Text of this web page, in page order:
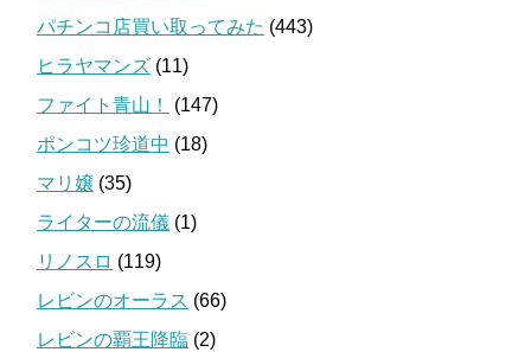
パチンコ店買い取ってみた (443)
ヒラヤマンズ (11)
ファイト青山！
(147)
ポンコツ珍道中 (18)
マリ嬢 (35)
ライターの流儀 (1)
リノスロ (119)
レビンのオーラス (66)
レビンの覇王降臨 (2)